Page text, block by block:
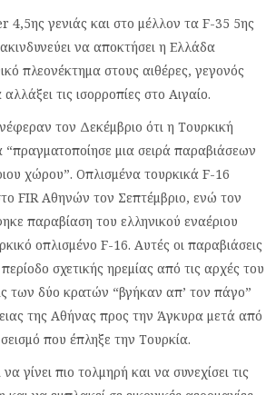
γενιάς και στο μέλλον τα F-35 5ης
να αποκτήσει η Ελλάδα
πλεονέκτημα στους αιθέρες, γεγονός
τις ισορροπίες στο Αιγαίο.
τον Δεκέμβριο ότι η Τουρκική
“πραγματοποίησε μια σειρά παραβιάσεων
χώρου”. Οπλισμένα τουρκικά F-16
FIR Αθηνών τον Σεπτέμβριο, ενώ τον
παραβίαση του ελληνικού εναέριου
οπλισμένο F-16. Αυτές οι παραβιάσεις
σχετικής ηρεμίας από τις αρχές του
των δύο κρατών “βγήκαν απ’ τον πάγο”
της Αθήνας προς την Άγκυρα μετά από
που έπληξε την Τουρκία.
γίνει πιο τολμηρή και να συνεχίσει τις